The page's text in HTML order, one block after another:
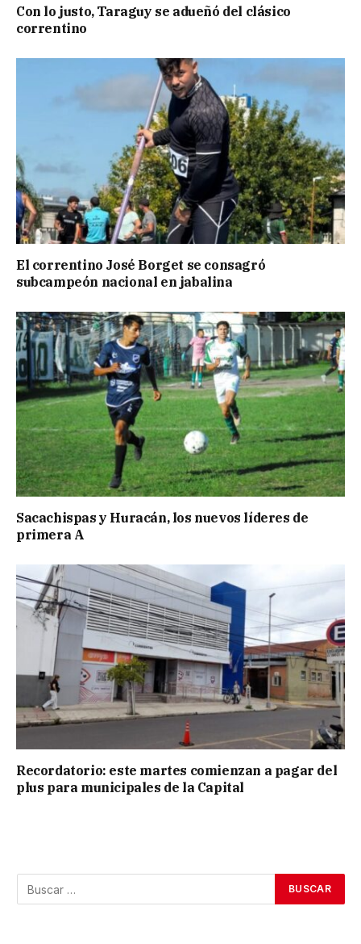
Con lo justo, Taraguy se adueñó del clásico
correntino
El correntino José Borget se consagró
subcampeón nacional en jabalina
Sacachispas y Huracán, los nuevos líderes de
primera A
Recordatorio: este martes comienzan a pagar del
plus para municipales de la Capital